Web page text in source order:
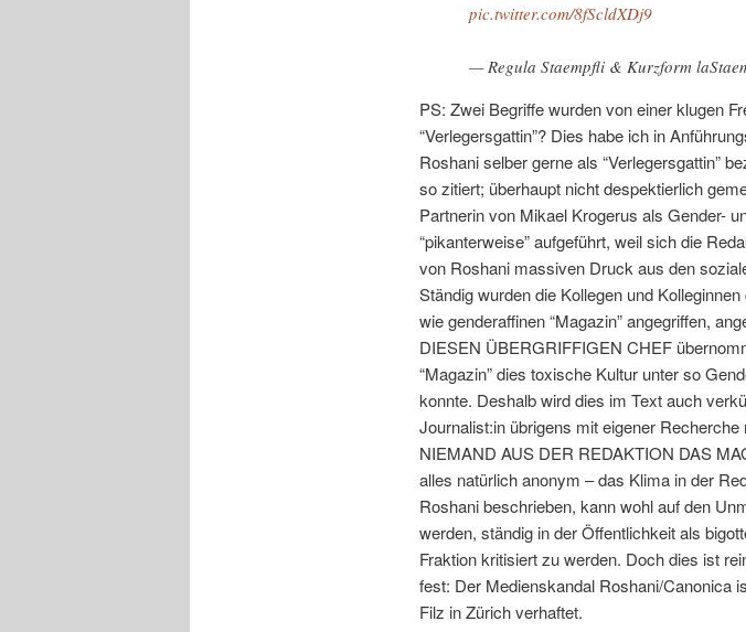
pic.twitter.com/8fScldXDj9
— Regula Staempfli & Kurzform
PS: Zwei Begriffe wurden von einer klugen
“Verlegersgattin”? Dies habe ich in
Roshani selber gerne als “Verlegersgattin”
so zitiert; überhaupt nicht despektierlich
Partnerin von Mikael Krogerus als Gender-
“pikanterweise” aufgeführt, weil sich die
von Roshani massiven Druck aus den
Ständig wurden die Kollegen und
wie genderaffinen “Magazin” angegriffen,
DIESEN ÜBERGRIFFIGEN CHEF
“Magazin” dies toxische Kultur unter so
konnte. Deshalb wird dies im Text auch
Journalist:in übrigens mit eigener
NIEMAND AUS DER REDAKTION DAS
alles natürlich anonym – das Klima in der
Roshani beschrieben, kann wohl auf den
werden, ständig in der Öffentlichkeit als
Fraktion kritisiert zu werden. Doch dies ist
fest: Der Medienskandal Roshani/Canonica
Filz in Zürich verhaftet.